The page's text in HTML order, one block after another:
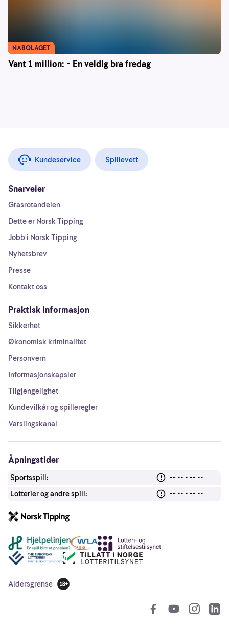
Vant 1 million: – En veldig bra fredag
NABOLAGET
Kundeservice Spillevett
Snarveier
Grasrotandelen
Dette er Norsk Tipping
Jobb i Norsk Tipping
Nyhetsbrev
Presse
Kontakt oss
Praktisk informasjon
Sikkerhet
Økonomisk kriminalitet
Personvern
Informasjonskapsler
Tilgjengelighet
Kundevilkår og spilleregler
Varslingskanal
Åpningstider
Sportsspill:
--:-- - --:--
Lotterier og andre spill:
--:-- - --:--
Andre lenker
Aldersgrense
18 år